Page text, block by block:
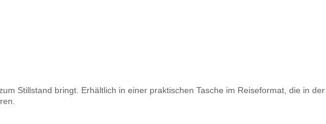
Stillstand bringt. Erhältlich in einer praktischen Tasche im Reiseformat, die in